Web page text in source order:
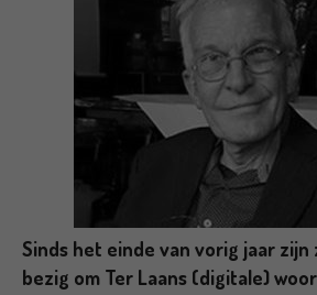
Sinds het einde van vorig jaar zijn
bezig om Ter Laans (digitale)